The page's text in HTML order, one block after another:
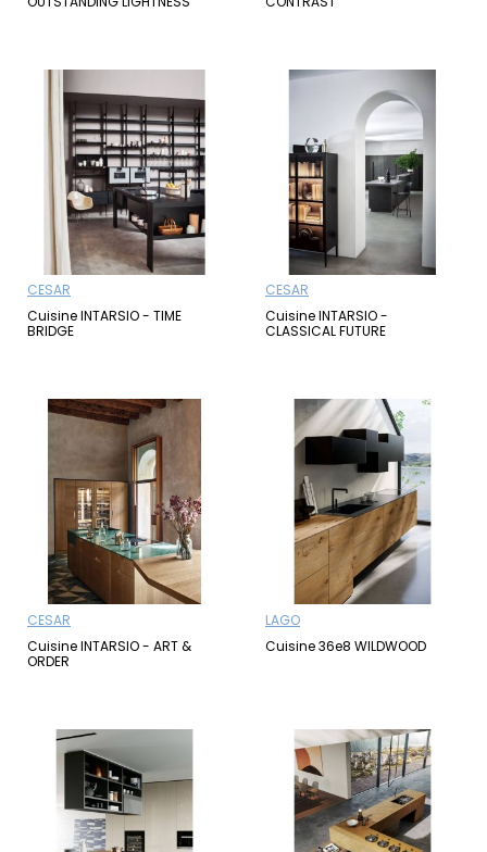
CESAR
Cuisine INTARSIO - TIME
BRIDGE
CESAR
Cuisine INTARSIO -
CLASSICAL FUTURE
CESAR
Cuisine INTARSIO - ART &
ORDER
LAGO
Cuisine 36e8 WILDWOOD